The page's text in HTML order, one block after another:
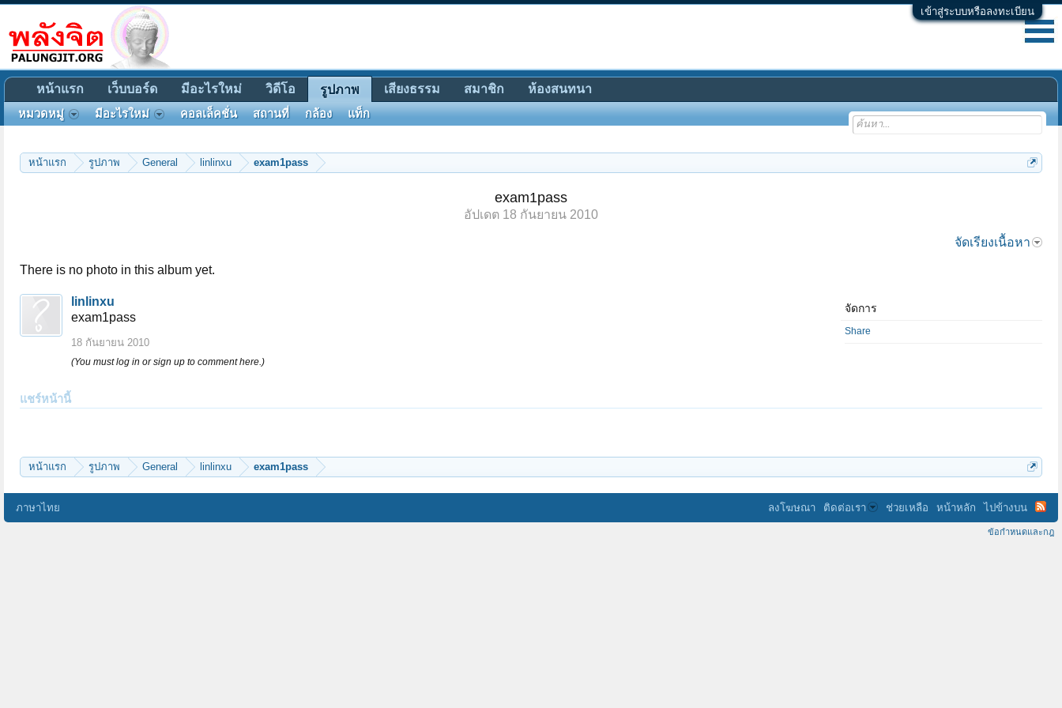
เข้าสู่ระบบหรือลงทะเบียน
หน้าแรก รูปภาพ General linlinxu exam1pass
exam1pass
อัปเดต 18 กันยายน 2010
จัดเรียงเนื้อหา
There is no photo in this album yet.
linlinxu
exam1pass
18 กันยายน 2010
(You must log in or sign up to comment here.)
จัดการ
Share
แชร์หน้านี้
หน้าแรก รูปภาพ General linlinxu exam1pass
หน้าแรก เว็บบอร์ด มีอะไรใหม่ วิดีโอ รูปภาพ
หมวดหมู่ มีอะไรใหม่ คอลเล็คชั่น สถานที่ กล้อง แท็ก
เสียงธรรม สมาชิก ห้องสนทนา
ภาษาไทย ลงโฆษณา ติดต่อเรา ช่วยเหลือ หน้าหลัก ไปข้างบน
ข้อกำหนดและกฎ